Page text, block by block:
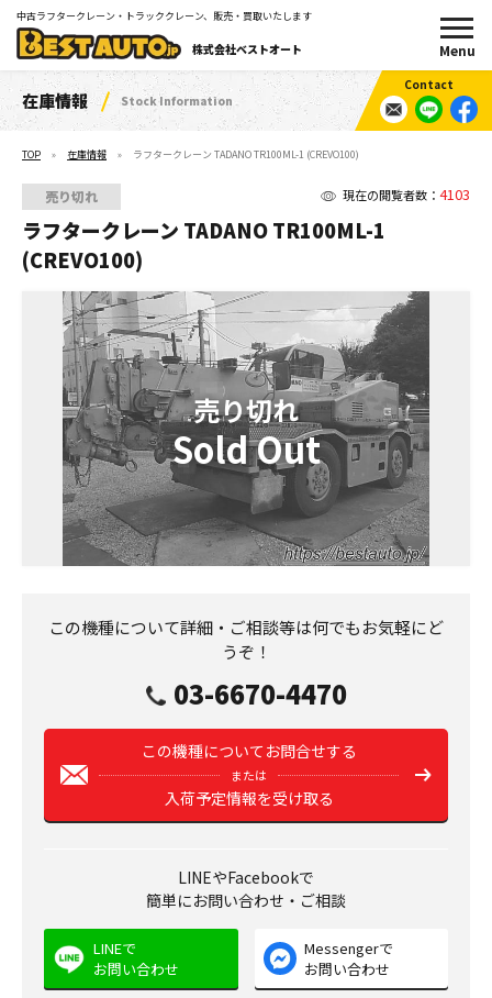
中古ラフタークレーン・トラッククレーン、販売・買取いたします
株式会社ベストオート
在庫情報 Stock Information
TOP 在庫情報 ラフタークレーン TADANO TR100ML-1 (CREVO100)
現在の閲覧者数： 4103
売り切れ
ラフタークレーン TADANO TR100ML-1
(CREVO100)
この機種について詳細・ご相談等は何でもお気軽にど
うぞ！
03-6670-4470
この機種についてお問合せする
または
入荷予定情報を受け取る
LINEやFacebookで
簡単にお問い合わせ・ご相談
LINEで
お問い合わせ
Messengerで
お問い合わせ